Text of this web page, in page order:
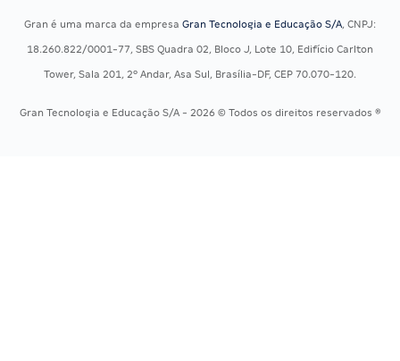
Residência Multiprofissional
Gran é uma marca da empresa Gran Tecnologia e Educação S/A, CNPJ:
18.260.822/0001-77, SBS Quadra 02, Bloco J, Lote 10, Edifício Carlton
Tower, Sala 201, 2º Andar, Asa Sul, Brasília-DF, CEP 70.070-120.
Gran Tecnologia e Educação S/A - 2026 © Todos os direitos reservados ®